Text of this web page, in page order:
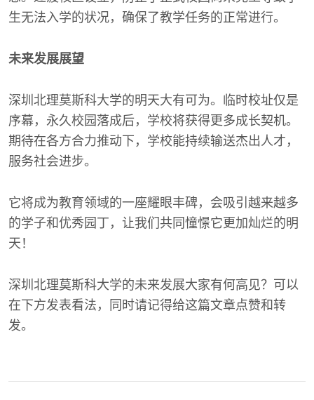
生无法入学的状况，确保了教学任务的正常进行。
未来发展展望
深圳北理莫斯科大学的明天大有可为。临时校址仅是
序幕，永久校园落成后，学校将获得更多成长契机。
期待在各方合力推动下，学校能持续输送杰出人才，
服务社会进步。
它将成为教育领域的一座耀眼丰碑，会吸引越来越多
的学子和优秀园丁，让我们共同憧憬它更加灿烂的明
天！
深圳北理莫斯科大学的未来发展大家有何高见？可以
在下方发表看法，同时请记得给这篇文章点赞和转
发。